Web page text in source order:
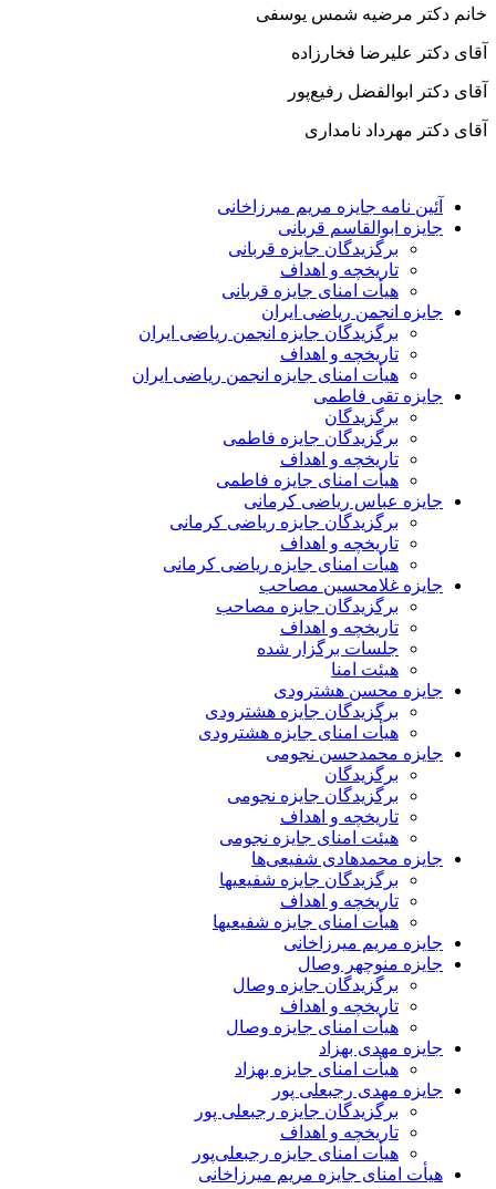
خانم دکتر مرضیه شمس یوسفی
آقای دکتر علیرضا فخارزاده
آقای دکتر ابوالفضل رفیع‌پور
آقای دکتر مهرداد نامداری
آئین نامه جایزه مریم میرزاخانی
جایزه ابوالقاسم قربانی
برگزیدگان جایزه قربانی
تاریخچه و اهداف
هیأت امنای جایزه قربانی
جایزه انجمن ریاضی ایران
برگزیدگان جایزه انجمن ریاضی ایران
تاریخچه و اهداف
هیأت امنای جایزه انجمن ریاضی ایران
جایزه تقی فاطمی
برگزیدگان
برگزیدگان جایزه فاطمی
تاریخچه و اهداف
هیأت امنای جایزه فاطمی
جایزه عباس ریاضی کرمانی
برگزیدگان جایزه ریاضی کرمانی
تاریخچه و اهداف
هیأت امنای جایزه ریاضی کرمانی
جایزه غلامحسین مصاحب
برگزیدگان جایزه مصاحب
تاریخچه و اهداف
جلسات برگزار شده
هیئت امنا
جایزه محسن هشترودی
برگزیدگان جایزه هشترودی
هیأت امنای جایزه هشترودی
جایزه محمدحسن نجومی
برگزیدگان
برگزیدگان جایزه نجومی
تاریخچه و اهداف
هیئت امنای جایزه نجومی
جایزه محمدهادی شفیعی‌ها
برگزیدگان جایزه شفیعیها
تاریخچه و اهداف
هیأت امنای جایزه شفیعیها
جایزه مریم میرزاخانی
جایزه منوچهر وصال
برگزیدگان جایزه وصال
تاریخچه و اهداف
هیأت امنای جایزه وصال
جایزه مهدی بهزاد
هیأت امنای جایزه بهزاد
جایزه مهدی رجبعلی پور
برگزیدگان جایزه رجبعلی پور
تاریخچه و اهداف
هیأت امنای جایزه رجبعلی‌پور
هیأت امنای جایزه مریم میرزاخانی